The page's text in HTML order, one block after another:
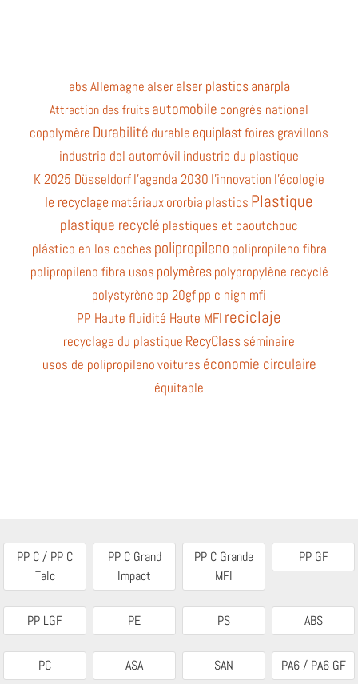
absAllemagne alser alser plasticsanarpla
Attraction des fruitsautomobile congrès national
copolymère Durabilité durable equiplastfoires gravillons
industria del automóvil industrie du plastique
K 2025 Düsseldorfl'agenda 2030 l'innovation l'écologie
le recyclage matériauxororbia plastics Plastique
plastique recyclé plastiques et caoutchouc
plástico en los coches polipropileno polipropileno fibra
polipropileno fibra usos polymères polypropylène recyclé
polystyrène pp 20gfpp c high mfi
PP Haute fluidité Haute MFI reciclaje
recyclage du plastique RecyClassséminaire
usos de polipropilenovoitures économie circulaire
équitable
PP C / PP C
Talc
PP C Grand
Impact
PP C Grande
MFI
PP GF
PP LGF PE PS ABS
PC ASA SAN PA6 / PA6 GF